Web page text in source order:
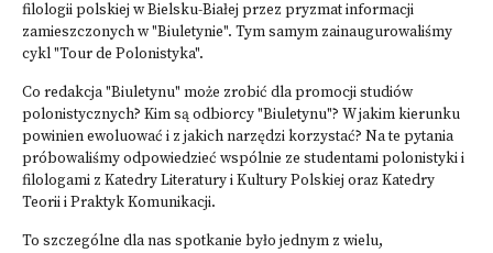
filologii polskiej w Bielsku-Białej przez pryzmat informacji
zamieszczonych w "Biuletynie". Tym samym zainaugurowaliśmy
cykl "Tour de Polonistyka".
Co redakcja "Biuletynu" może zrobić dla promocji studiów
polonistycznych? Kim są odbiorcy "Biuletynu"? W jakim kierunku
powinien ewoluować i z jakich narzędzi korzystać? Na te pytania
próbowaliśmy odpowiedzieć wspólnie ze studentami polonistyki i
filologami z Katedry Literatury i Kultury Polskiej oraz Katedry
Teorii i Praktyk Komunikacji.
To szczególne dla nas spotkanie było jednym z wielu,